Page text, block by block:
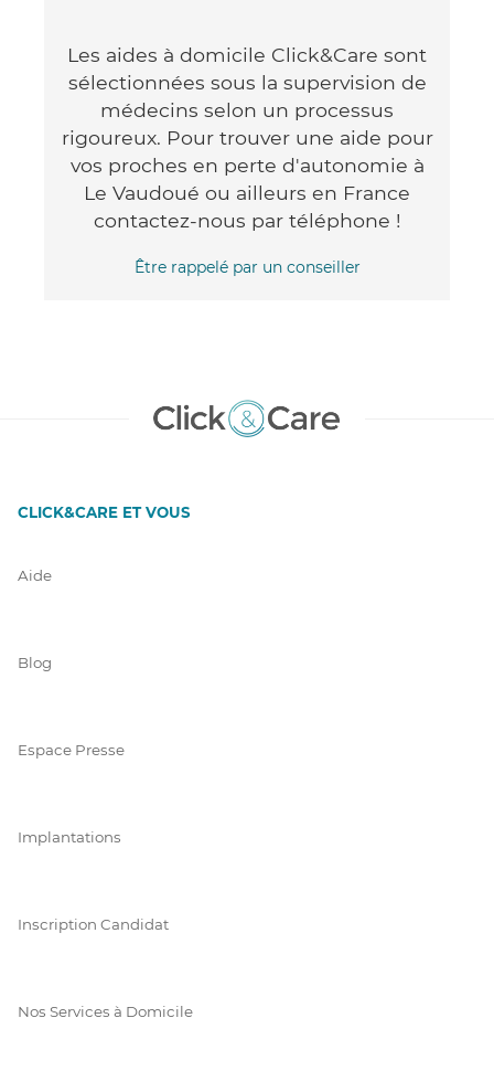
Les aides à domicile Click&Care sont
sélectionnées sous la supervision de
médecins selon un processus
rigoureux. Pour trouver une aide pour
vos proches en perte d'autonomie à
Le Vaudoué ou ailleurs en France
contactez-nous par téléphone !
Être rappelé par un conseiller
CLICK&CARE ET VOUS
Aide
Blog
Espace Presse
Implantations
Inscription Candidat
Nos Services à Domicile